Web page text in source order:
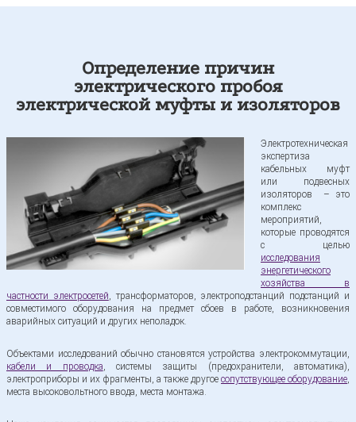
Экспертиза трансформаторной подстанция
Экспертиза кабельных муфт и изоляторов
Определение причин
электрического пробоя
электрической муфты и изоляторов
Электротехническая
экспертиза
кабельных муфт
или подвесных
изоляторов – это
комплекс
мероприятий,
которые проводятся
с целью
исследования
энергетического
хозяйства в
частности электросетей , трансформаторов, электроподстанций подстанций и
совместимого оборудования на предмет сбоев в работе, возникновения
аварийных ситуаций и других неполадок.
Объектами исследований обычно становятся устройства электрокоммутации,
кабели и проводка , системы защиты (предохранители, автоматика),
электроприборы и их фрагменты, а также другое сопутствующее оборудование
места высоковольтного ввода, места монтажа.